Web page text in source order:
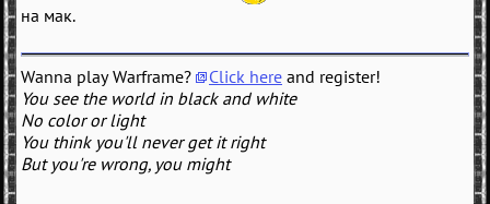
на мак.
Wanna play Warframe? Click here and register!
You see the world in black and white
No color or light
You think you'll never get it right
But you're wrong, you might